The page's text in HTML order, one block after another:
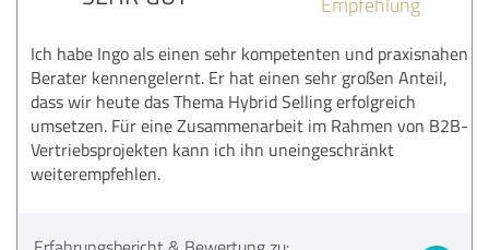
Ich habe Ingo als einen sehr kompetenten und praxisnahen
Berater kennengelernt. Er hat einen sehr großen Anteil,
dass wir heute das Thema Hybrid Selling erfolgreich
umsetzen. Für eine Zusammenarbeit im Rahmen von B2B-
Vertriebsprojekten kann ich ihn uneingeschränkt
weiterempfehlen.